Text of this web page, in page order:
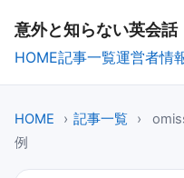
意外と知らない英会話
HOME記事一覧運営者情
HOME › 記事一覧 ›
例